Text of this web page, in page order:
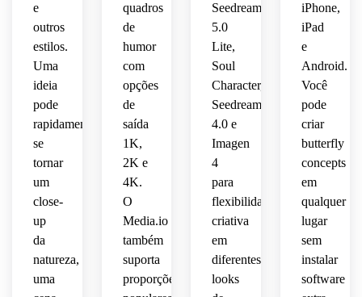
humor
limpo
de
tecnologia,
renderização
de
ficção
científica
altamente
detalhada
com
lavanda,
sensação
detalhe
pintor
refinado.
vitoriano,
na
bordas
e
texturas
papel
táteis,
estética
de
design
e
outros
estilos.
Uma
ideia
pode
rapidamente
se
tornar
um
close-
up
da
natureza,
uma
quadros
de
humor
com
opções
de
saída
1K,
2K e
4K.
O
Media.io
também
suporta
proporções
Seedream
5.0
Lite,
Soul
Character,
Seedream
4.0 e
Imagen
4
para
flexibilidade
criativa
em
diferentes
looks
iPhone,
iPad
e
Android.
Você
pode
criar
butterfly
concepts
em
qualquer
lugar
sem
instalar
software